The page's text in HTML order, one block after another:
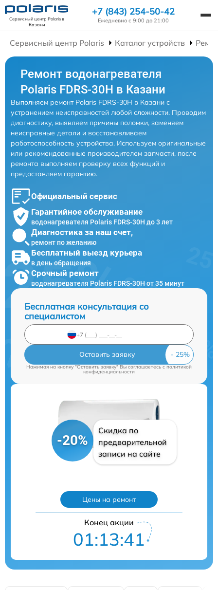
Сервисный центр Polarisв
Казани
+7 (843) 254-50-42
Ежедневно с 9:00 до 21:00
Сервисный центр Polaris Каталог устройств
Ремонт водонагревателя
Polaris FDRS-30H в Казани
Выполняем ремонт Polaris FDRS-30H в Казани с
устранением неисправностей любой сложности. Проводим
диагностику, выявляем причины поломки, заменяем
неисправные детали и восстанавливаем
работоспособность устройства. Используем оригинальные
или рекомендованные производителем запчасти, после
ремонта выполняем проверку всех функций и
предоставляем гарантию.
Официальный сервис
Гарантийное обслуживание
водонагревателя Polaris FDRS-30H до 3 лет
Диагностика за наш счет,
ремонт по желанию
Бесплатный выезд курьера
в день обращения
Срочный ремонт
водонагревателя Polaris FDRS-30H от 35 минут
Бесплатная консультация со
специалистом
Оставить заявку
Нажимая на кнопку "Оставить заявку" Вы соглашаетесь cполитикой
конфиденциальности
-20%
Скидка по
предварительной
записи на сайте
Цены на ремонт
Конец акции
01:13:40